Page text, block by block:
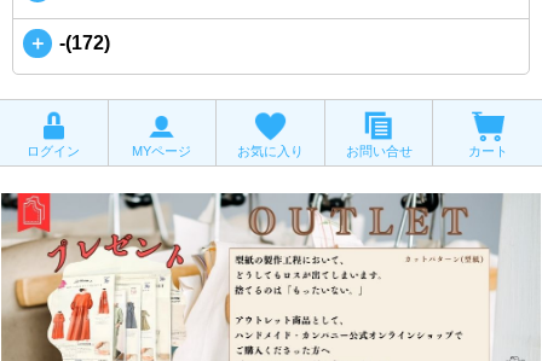
＋ -(172)
ログイン MYページ お気に入り お問い合せ カート